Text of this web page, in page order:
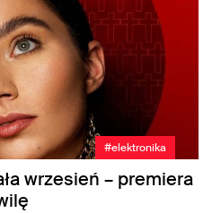
#elektronika
wrzesień – premiera